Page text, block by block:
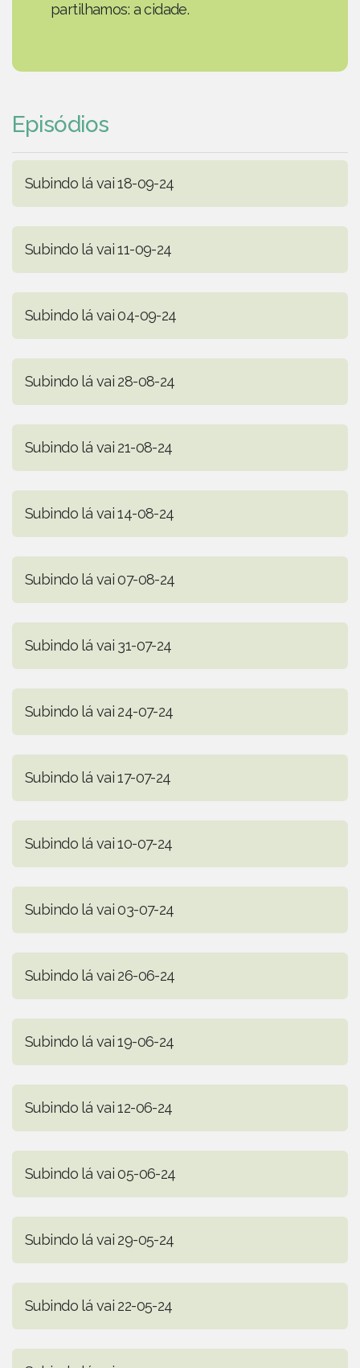
partilhamos: a cidade.
Episódios
Subindo lá vai 18-09-24
Subindo lá vai 11-09-24
Subindo lá vai 04-09-24
Subindo lá vai 28-08-24
Subindo lá vai 21-08-24
Subindo lá vai 14-08-24
Subindo lá vai 07-08-24
Subindo lá vai 31-07-24
Subindo lá vai 24-07-24
Subindo lá vai 17-07-24
Subindo lá vai 10-07-24
Subindo lá vai 03-07-24
Subindo lá vai 26-06-24
Subindo lá vai 19-06-24
Subindo lá vai 12-06-24
Subindo lá vai 05-06-24
Subindo lá vai 29-05-24
Subindo lá vai 22-05-24